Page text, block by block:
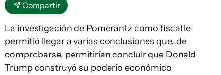
Compartir
La investigación de Pomerantz como fiscal le
permitió llegar a varias conclusiones que, de
comprobarse, permitirían concluir que Donald
Trump construyó su poderío económico